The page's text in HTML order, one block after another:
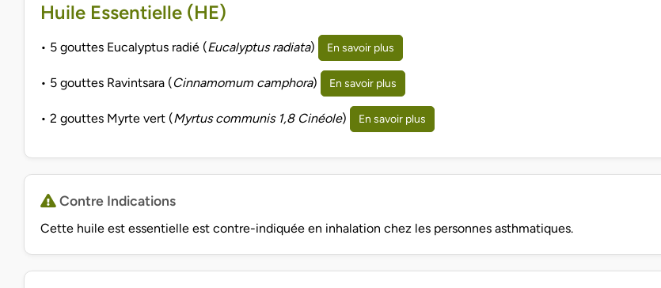
Huile Essentielle (HE)
• 5 gouttes Eucalyptus radié (Eucalyptus radiata) En savoir plus
• 5 gouttes Ravintsara (Cinnamomum camphora) En savoir plus
• 2 gouttes Myrte vert (Myrtus communis 1,8 Cinéole) En savoir plus
Contre Indications
Cette huile est essentielle est contre-indiquée en inhalation chez les personnes asthmatiques.